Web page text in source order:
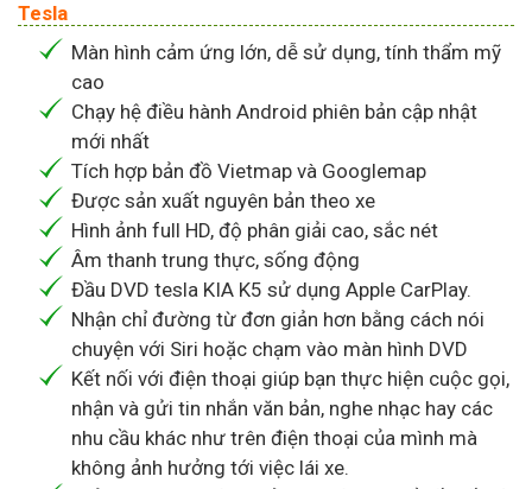
Tesla
Màn hình cảm ứng lớn, dễ sử dụng, tính thẩm mỹ
cao
Chạy hệ điều hành Android phiên bản cập nhật
mới nhất
Tích hợp bản đồ Vietmap và Googlemap
Được sản xuất nguyên bản theo xe
Hình ảnh full HD, độ phân giải cao, sắc nét
Âm thanh trung thực, sống động
Đầu DVD tesla KIA K5 sử dụng Apple CarPlay.
Nhận chỉ đường từ đơn giản hơn bằng cách nói
chuyện với Siri hoặc chạm vào màn hình DVD
Kết nối với điện thoại giúp bạn thực hiện cuộc gọi,
nhận và gửi tin nhắn văn bản, nghe nhạc hay các
nhu cầu khác như trên điện thoại của mình mà
không ảnh hưởng tới việc lái xe.